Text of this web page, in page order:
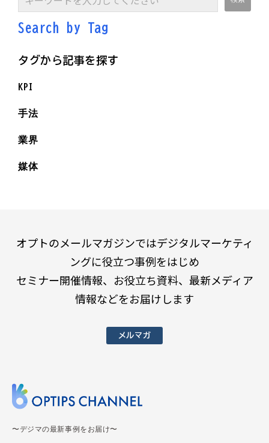
Search by Tag
タグから記事を探す
KPI
手法
業界
媒体
オプトのメールマガジンではデジタルマーケティ
ングに役立つ事例をはじめ
セミナー開催情報、お役立ち資料、最新メディア
情報などをお届けします
メルマガ
〜デジマの最新事例をお届け〜